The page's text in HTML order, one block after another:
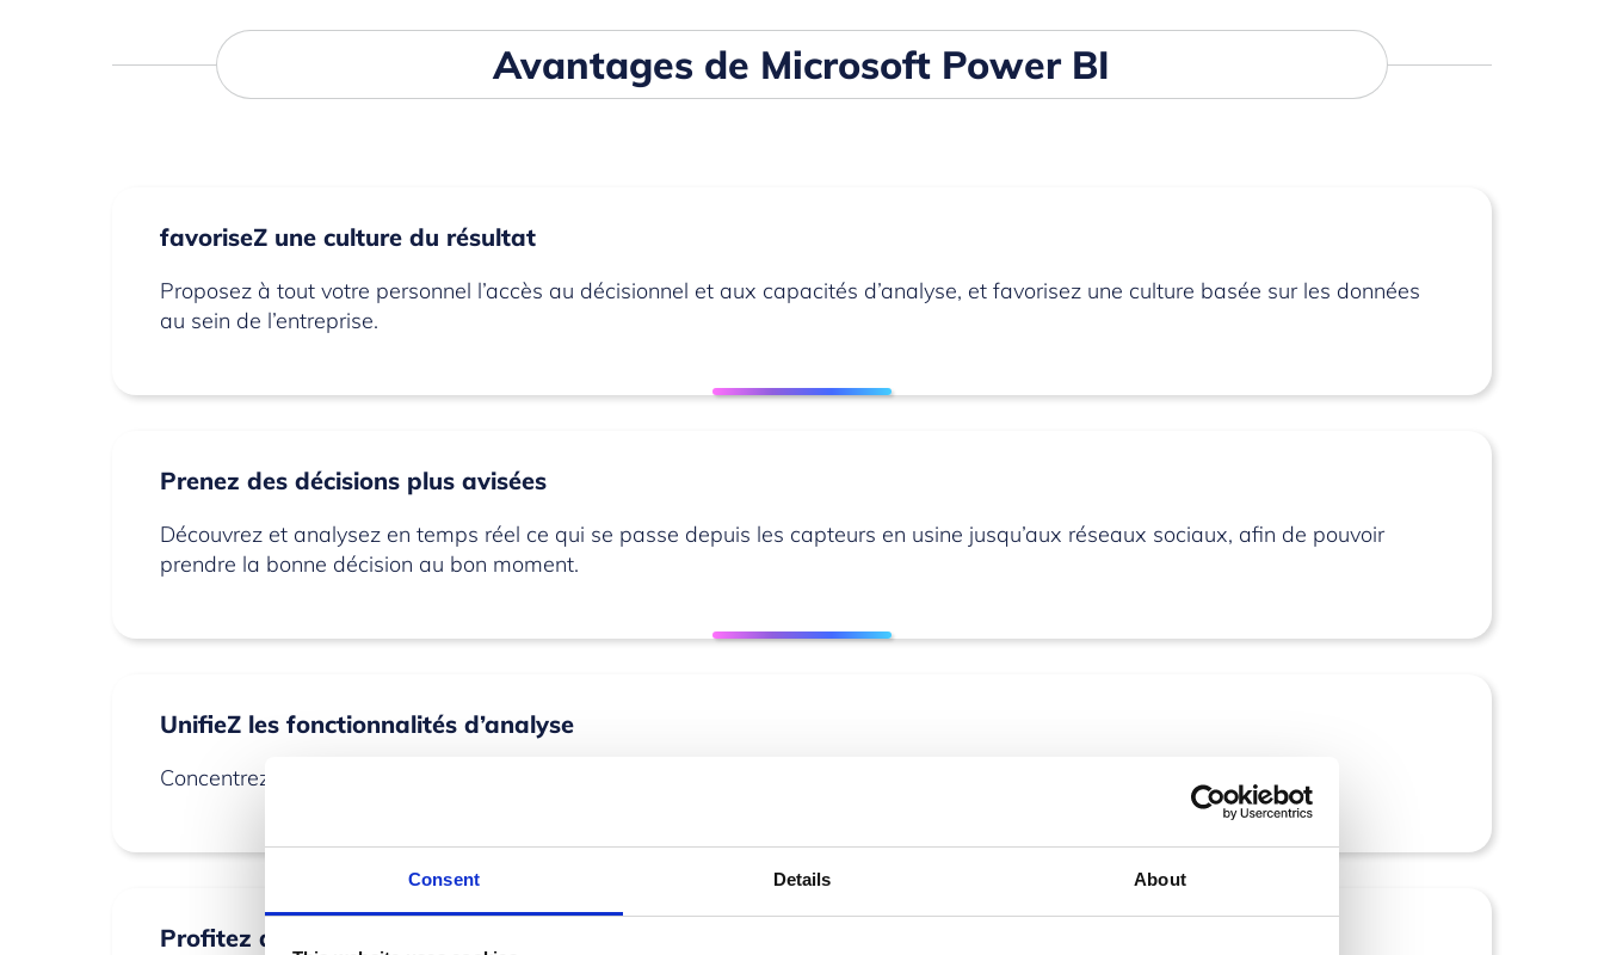
Consent Details About
Avantages de Microsoft Power BI
favoriseZ une culture du résultat
Proposez à tout votre personnel l’accès au décisionnel et aux capacités d’analyse, et favorisez une culture basée sur les données
au sein de l’entreprise.
Prenez des décisions plus avisées
Découvrez et analysez en temps réel ce qui se passe depuis les capteurs en usine jusqu’aux réseaux sociaux, afin de pouvoir
prendre la bonne décision au bon moment.
UnifieZ les fonctionnalités d’analyse
Concentrez les outils de prises de décisions et les données de l’entreprise sur une seule et même plateforme.
Profitez de Power BI sur tous vos supports